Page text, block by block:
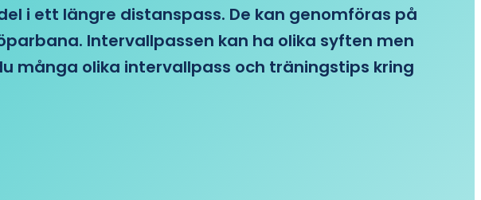
i ett längre distanspass. De kan genomföras på
Intervallpassen kan ha olika syften men
många olika intervallpass och träningstips kring